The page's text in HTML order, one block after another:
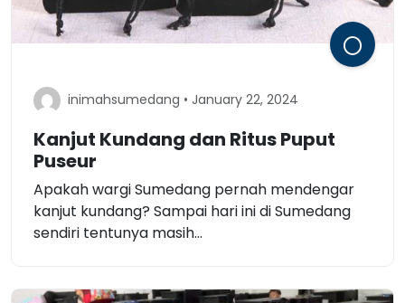
inimahsumedang • January 22, 2024
Kanjut Kundang dan Ritus Puput
Puseur
Apakah wargi Sumedang pernah mendengar
kanjut kundang? Sampai hari ini di Sumedang
sendiri tentunya masih...